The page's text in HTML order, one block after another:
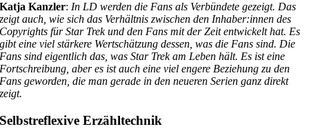
Katja Kanzler: In LD werden die Fans als Verbündete gezeigt. Das
zeigt auch, wie sich das Verhältnis zwischen den Inhaber:innen des
Copyrights für Star Trek und den Fans mit der Zeit entwickelt hat. Es
gibt eine viel stärkere Wertschätzung dessen, was die Fans sind. Die
Fans sind eigentlich das, was Star Trek am Leben hält. Es ist eine
Fortschreibung, aber es ist auch eine viel engere Beziehung zu den
Fans geworden, die man gerade in den neueren Serien ganz direkt
zeigt.
Selbstreflexive Erzähltechnik